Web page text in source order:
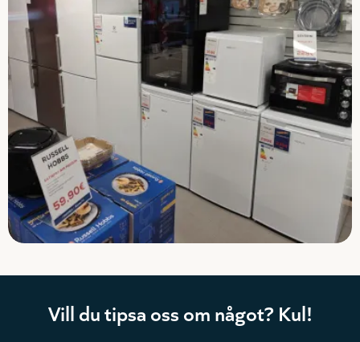
Vill du tipsa oss om något? Kul!